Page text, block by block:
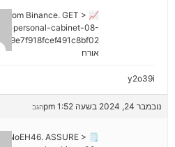
from Binance. GЕТ >
personal-cabinet-08-
📈
אורח
y2o39i
נובמבר 24, 2024 בשעה 1:52 pm הגב
NoEH46. ASSURE >